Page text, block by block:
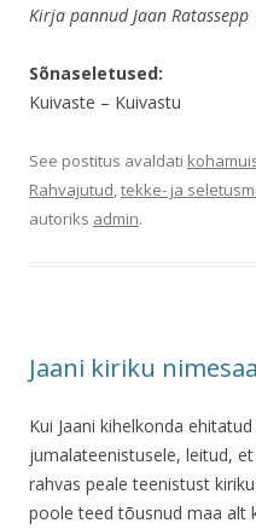
Kirja pannud Jaan Ratassepp
Sõnaseletused:
Kuivaste – Kuivastu
See postitus avaldati
Rahvajutud,tekke- ja
autoriks admin.
Jaani kiriku
Kui Jaani kihelkonda
jumalateenistusele, leitud,
rahvas peale teenistust
poole teed tõusnud maa alt